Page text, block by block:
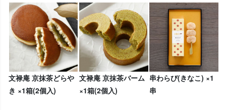
文禄庵 京抹茶どらや
き ×1箱(2個入)
文禄庵 京抹茶バーム
×1箱(2個入)
串わらび(きなこ) ×1
串